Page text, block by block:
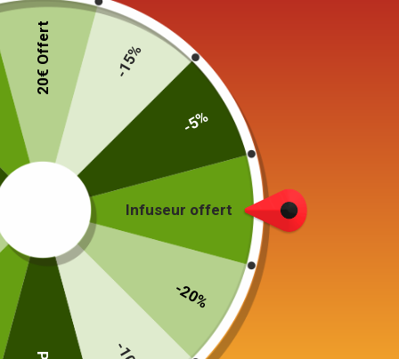
Théière Japonaise en Fonte Rose
Wazuqu Mayu 550ml
€
Infuseur offert
-20%
20€ Offert -15%
-5%